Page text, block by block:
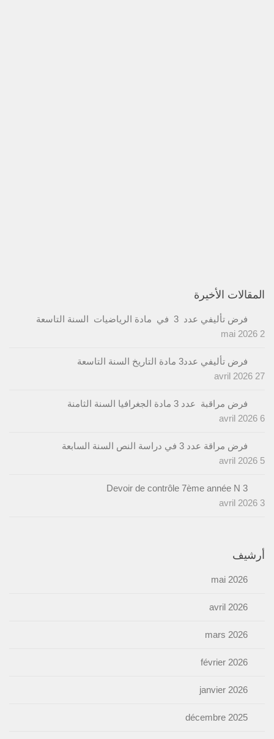
المقالات الأخيرة
فرض تأليفي عدد 3 في مادة الرياضيات السنة التاسعة
2 mai 2026
فرض تأليفي عدد3 مادة التاريخ السنة التاسعة
27 avril 2026
فرض مراقبة عدد 3 مادة الجغرافيا السنة الثامنة
6 avril 2026
فرض مراقة عدد 3 في دراسة النص السنة السابعة
5 avril 2026
Devoir de contrôle 7ème année N 3
3 avril 2026
أرشيف
mai 2026
avril 2026
mars 2026
février 2026
janvier 2026
décembre 2025